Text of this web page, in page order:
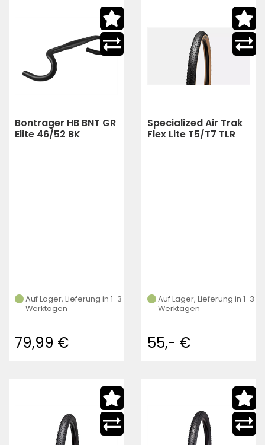
Bontrager HB BNT GR
Elite 46/52 BK
Auf Lager, Lieferung in 1-3
Werktagen
79,99 €
Specialized Air Trak
Flex Lite T5/T7 TLR
Auf Lager, Lieferung in 1-3
Werktagen
55,- €